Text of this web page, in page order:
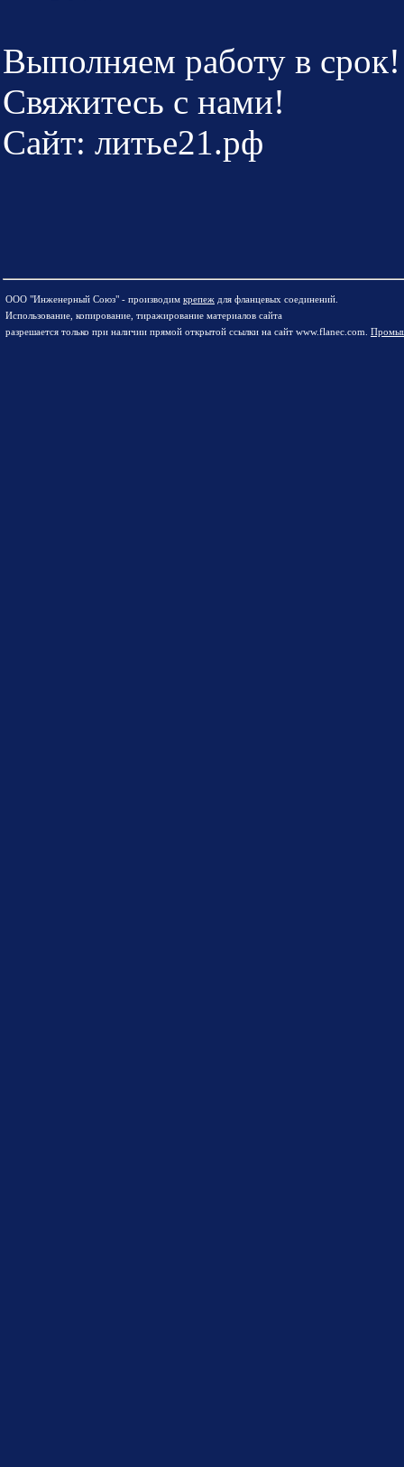
Выполняем работу в срок!
Cвяжитесь с нами!
Сайт: литье21.рф
ООО "Инженерный Союз" - производим крепеж для фланцевых соединений.
Использование, копирование, тиражирование материалов сайта
разрешается только при наличии прямой открытой ссылки на сайт www.flanec.com.